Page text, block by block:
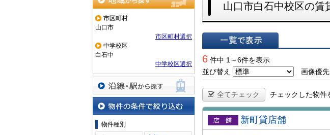
地域から探す
市区町村
山口市
市区町村選択
中学校区
白石中
中学校区選択
沿線・駅から探す
物件の条件で絞り込む
物件種別
山口市白石中校区の賃
6 件中 1～6件を表示
並び替え
画像優
全てチェック チェックした物件
賃貸店舗
新町貸店舗